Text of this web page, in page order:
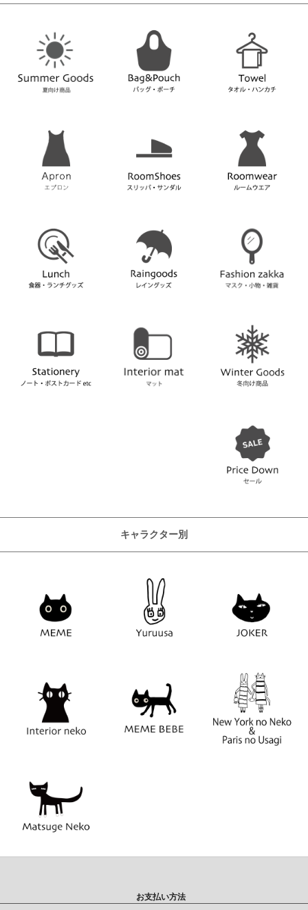
キャラクター別
お支払い方法